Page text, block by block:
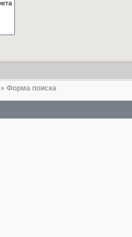
» Форма поиска